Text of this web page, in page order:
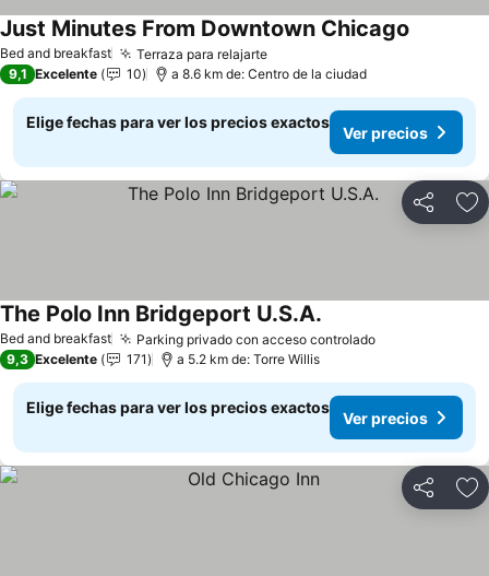
Bed and breakfast Terraza para relajarteVer precios
Just Minutes From Downtown Chicago
9,1 Excelente 10 a 8.6 km de: Centro de la ciudad
Elige fechas para ver los precios exactos
Ver precios
Compartir
Bed and breakfast Parking privado con acceso controladoVer precios
The Polo Inn Bridgeport U.S.A.
9,3 Excelente 171 a 5.2 km de: Torre Willis
Elige fechas para ver los precios exactos
Ver precios
Compartir